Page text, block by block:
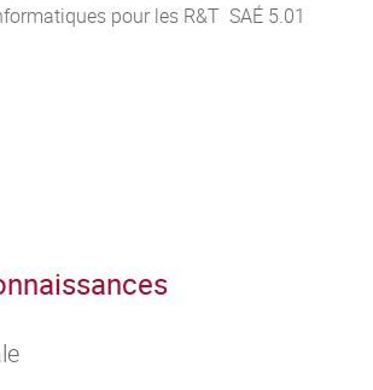
pour les R&T SAÉ 5.01